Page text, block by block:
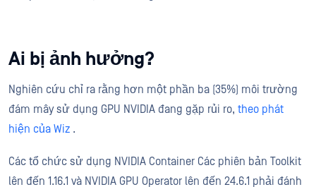
Ai bị ảnh hưởng?
Nghiên cứu chỉ ra rằng hơn một phần ba (35%) môi trường
đám mây sử dụng GPU NVIDIA đang gặp rủi ro, theo phát
hiện của Wiz .
Các tổ chức sử dụng NVIDIA Container Các phiên bản Toolkit
lên đến 1.16.1 và NVIDIA GPU Operator lên đến 24.6.1 phải đánh